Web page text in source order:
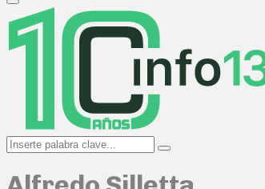
Primary
Menu
Search
for:
Search